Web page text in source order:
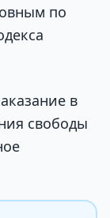
по
в
свободы